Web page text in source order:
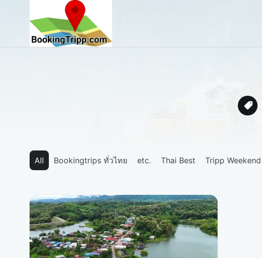
bookingtripp.com
All Bookingtrips ทั่วไทย etc. Thai Best Tripp Weekend